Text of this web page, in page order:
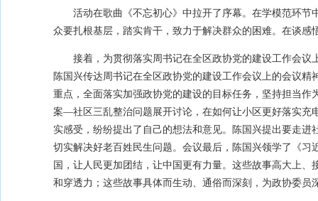
活动在歌曲《不忘初心》中拉开了序幕。在学模范环
众要扎根基层，踏实肯干，致力于解决群众的困难。在谈
接着，为贯彻落实周书记在全区政协党的建设工作会
陈国兴传达周书记在全区政协党的建设工作会议上的会议
重点，全面落实加强政协党的建设的目标任务，坚持担当
案—社区三乱整治问题展开讨论，在如何让小区更好落实充
实感受，纷纷提出了自己的想法和意见。陈国兴提出要走
切实解决好老百姓民生问题。会议最后，陈国兴领学了《
国，让人民更加团结，让中国更有力量。这些故事高大上
和穿透力；这些故事具体而生动、通俗而深刻，为政协委